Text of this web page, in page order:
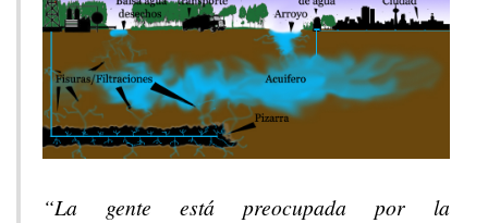
“La gente está preocupada por la